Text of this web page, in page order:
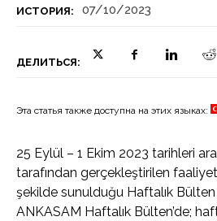
ИСТОРИЯ: 07/10/2023
ДЕЛИТЬСЯ:
Эта статья также доступна на этих языках:
25 Eylül – 1 Ekim 2023 tarihleri
tarafından gerçekleştirilen
şekilde sunulduğu Haftalık Bülten
ANKASAM Haftalık Bülten’de;